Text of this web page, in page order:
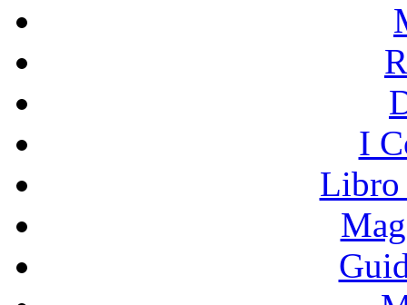
I
Libro